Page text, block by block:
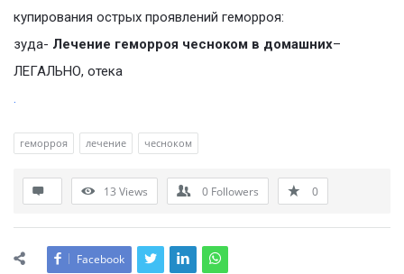
купирования острых проявлений геморроя:
зуда- Лечение геморроя чесноком в домашних–
ЛЕГАЛЬНО, отека
.
геморроя лечение чесноком
13 Views 0 Followers 0
Facebook